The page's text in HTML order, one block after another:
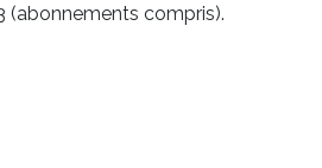
(abonnements compris).